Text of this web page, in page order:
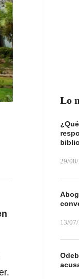
Lo
29/
13/